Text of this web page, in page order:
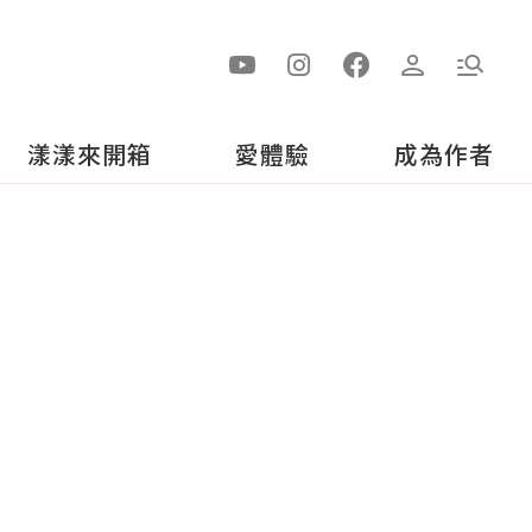
漾漾來開箱 愛體驗 成為作者